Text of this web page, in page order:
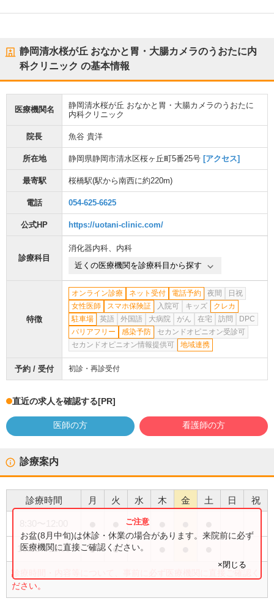
静岡清水桜が丘 おなかと胃・大腸カメラのうおたに内
科クリニック の基本情報
医療機関名
静岡清水桜が丘 おなかと胃・大腸カメラのうおたに
内科クリニック
院長 魚谷 貴洋
所在地 静岡県静岡市清水区桜ヶ丘町5番25号 [アクセス]
最寄駅 桜橋駅(駅から南西に約220m)
電話 054-625-6625
公式HP https://uotani-clinic.com/
診療科目
消化器内科、 内科
近くの医療機関を診療科目から探す
特徴
オンライン診療 ネット受付 電話予約 夜間
日祝
女性医師
スマホ保険証 入院可 キッズ
クレカ
駐車場
英語 外国語 大病院 がん 在宅 訪問
DPC
バリアフリー
感染予防
セカンドオピニオン受診可
セカンドオピニオン情報提供可
地域連携
予約 / 受付 初診・再診受付
直近の求人を確認する[PR]
医師の方 看護師の方
診療案内
診療時間 月 火 水 木 金 土 日 祝
16:00〜18:00 ● ●
診療時間・内容等について、事前に必ず医療機関に直接ご確認く
ださい。
お盆(8月中旬)は休診・休業の場合があります。来院前に必ず
医療機関に直接ご確認ください。
×閉じる